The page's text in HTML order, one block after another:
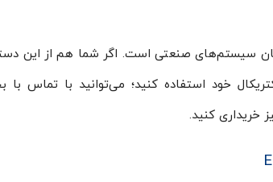
سیستم‌های صنعتی است. اگر شما هم از این
خود استفاده کنید؛ می‌توانید با تماس
خریداری کنید.